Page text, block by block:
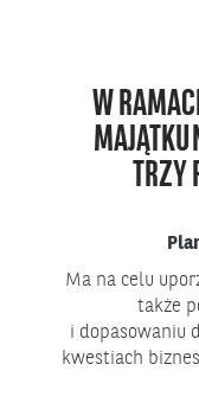
W
MAJĄTKU
TRZY
Ma na celu
także
i dopasowaniu
kwestiach